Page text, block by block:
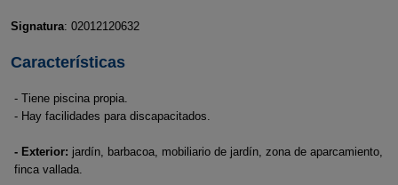
Signatura: 02012120632
Características
- Tiene piscina propia.
- Hay facilidades para discapacitados.
- Exterior: jardín, barbacoa, mobiliario de jardín, zona de aparcamiento,
finca vallada.